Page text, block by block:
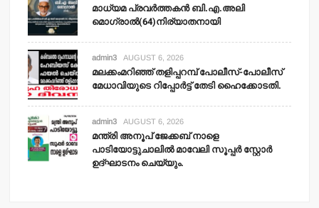
മാധ്യമ പ്രവര്‍ത്തകന്‍ ബി.എ.അലി
മൊഗ്രാല്‍(64)നിര്യാതനായി
admin3 AUGUST 6, 2026
മലക്കംമറിഞ്ഞ് തളിപ്പറമ്പ് പോലീസ്-പോലീസ്
മേധാവിയുടെ റിപ്പോര്‍ട്ട് തേടി ഹൈക്കോടതി.
admin3 AUGUST 6, 2026
മന്ത്രി അനൂപ് ജേക്കബ് നാളെ
പാടിയോട്ടുചാലില്‍ മാവേലി സൂപ്പര്‍ സ്റ്റോര്‍
ഉദ്ഘാടനം ചെയ്യും.